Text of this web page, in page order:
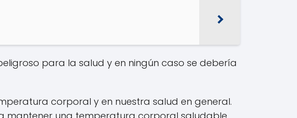
para la salud y en ningún caso se debería
corporal y en nuestra salud en general.